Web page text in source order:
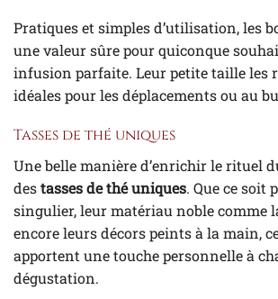
Pratiques et simples d’utilisation, les
une valeur sûre pour quiconque
infusion parfaite. Leur petite taille les
idéales pour les déplacements ou au
Tasses de thé uniques
Une belle manière d’enrichir le rituel
destasses de thé uniques. Que ce soit
singulier, leur matériau noble comme
encore leurs décors peints à la main,
apportent une touche personnelle à
dégustation.